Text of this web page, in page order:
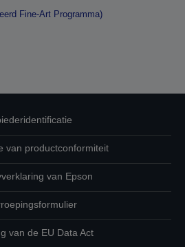
Fine-Art Programma)
van productconformiteit
van Epson
van de EU Data Act